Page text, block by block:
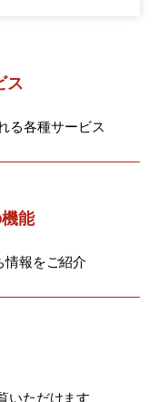
ス
る各種サービス
機能
情報をご紹介
いただけます